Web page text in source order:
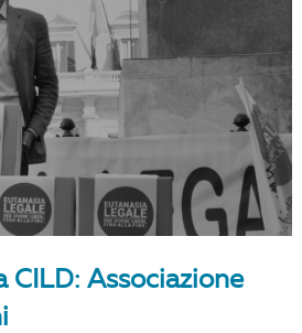
CILD: Associazione